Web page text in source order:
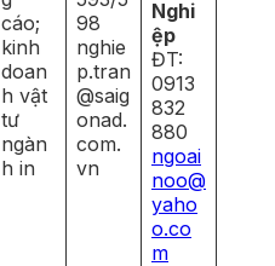
cáo;
kinh
doan
h vật
tư
ngàn
h in
98
nghie
p.tran
@saig
onad.
com.
vn
Nghi
ệp
ĐT:
0913
832
880
ngoai
noo@
yaho
o.co
m